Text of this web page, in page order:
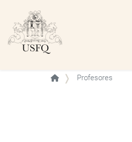
Profesores